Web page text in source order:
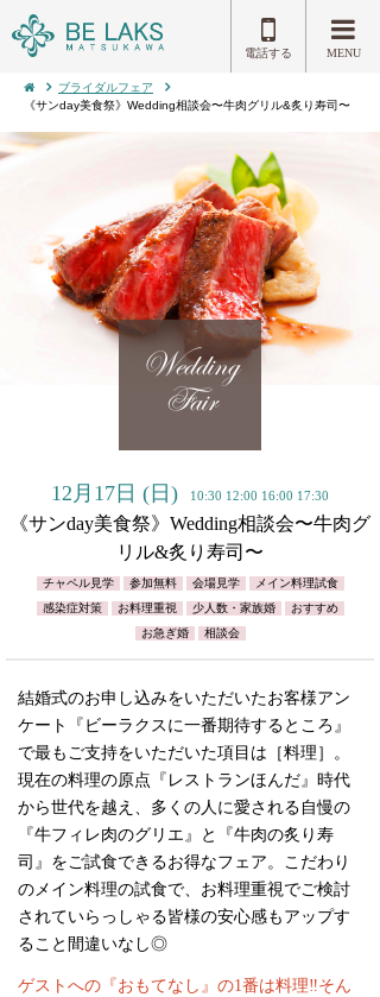
電話する MENU
ブライダルフェア
《サンday美食祭》Wedding相談会〜牛肉グリル&炙り寿司〜
Wedding
Fair
12月17日 (日) 10:30 12:00 16:00 17:30
《サンday美食祭》Wedding相談会〜牛肉グ
リル&炙り寿司〜
チャペル見学 参加無料 会場見学
メイン料理試食
感染症対策
お料理重視 少人数・家族婚
おすすめ
お急ぎ婚
相談会
結婚式のお申し込みをいただいたお客様アン
ケート『ビーラクスに一番期待するところ』
で最もご支持をいただいた項目は［料理］。
現在の料理の原点『レストランほんだ』時代
から世代を越え、多くの人に愛される自慢の
『牛フィレ肉のグリエ』と『牛肉の炙り寿
司』をご試食できるお得なフェア。こだわり
のメイン料理の試食で、お料理重視でご検討
されていらっしゃる皆様の安心感もアップす
ること間違いなし◎
ゲストへの『おもてなし』の1番は料理‼️そん